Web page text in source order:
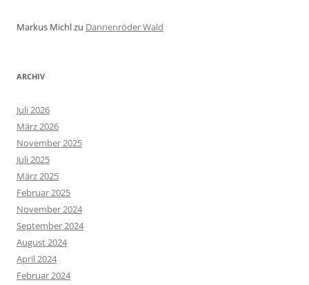
Markus Michlzu Dannenröder Wald
ARCHIV
Juli 2026
März 2026
November 2025
Juli 2025
März 2025
Februar 2025
November 2024
September 2024
August 2024
April 2024
Februar 2024